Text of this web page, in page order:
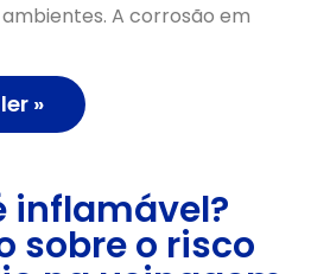
A corrosão em
»
inflamável?
sobre o risco